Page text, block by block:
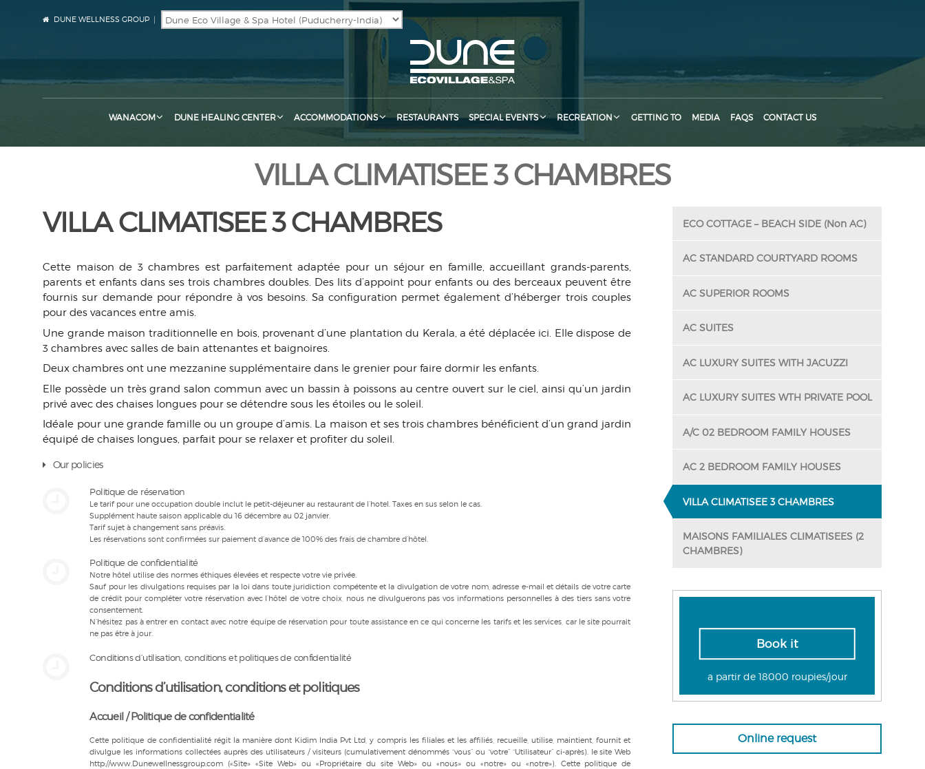
DUNE WELLNESS GROUP
WANACOM DUNE HEALING CENTER ACCOMMODATIONS RESTAURANTS SPECIAL EVENTS RECREATION GETTING TO MEDIA FAQS CONTACT US
VILLA CLIMATISEE 3 CHAMBRES
VILLA CLIMATISEE 3 CHAMBRES
Cette maison de 3 chambres est parfaitement adaptée pour un séjour en famille, accueillant grands-parents,
parents et enfants dans ses trois chambres doubles. Des lits d’appoint pour enfants ou des berceaux peuvent être
fournis sur demande pour répondre à vos besoins. Sa configuration permet également d’héberger trois couples
pour des vacances entre amis.
Une grande maison traditionnelle en bois, provenant d’une plantation du Kerala, a été déplacée ici. Elle dispose de
3 chambres avec salles de bain attenantes et baignoires.
Deux chambres ont une mezzanine supplémentaire dans le grenier pour faire dormir les enfants.
Elle possède un très grand salon commun avec un bassin à poissons au centre ouvert sur le ciel, ainsi qu’un jardin
privé avec des chaises longues pour se détendre sous les étoiles ou le soleil.
Idéale pour une grande famille ou un groupe d’amis. La maison et ses trois chambres bénéficient d’un grand jardin
équipé de chaises longues, parfait pour se relaxer et profiter du soleil.
Our policies
Politique de réservation
Le tarif pour une occupation double inclut le petit-déjeuner au restaurant de l’hotel. Taxes en sus selon le cas.
Supplément haute saison applicable du 16 décembre au 02 janvier.
Tarif sujet à changement sans préavis.
Les réservations sont confirmées sur paiement d’avance de 100% des frais de chambre d’hôtel.
Politique de confidentialité
Notre hôtel utilise des normes éthiques élevées et respecte votre vie privée.
Sauf pour les divulgations requises par la loi dans toute juridiction compétente et la divulgation de votre nom, adresse e-mail et détails de votre carte
de crédit pour compléter votre réservation avec l’hôtel de votre choix, nous ne divulguerons pas vos informations personnelles à des tiers sans votre
consentement.
N’hésitez pas à entrer en contact avec notre équipe de réservation pour toute assistance en ce qui concerne les tarifs et les services, car le site pourrait
ne pas être à jour.
Conditions d’utilisation, conditions et politiques de confidentialité
Conditions d’utilisation, conditions et politiques
Accueil / Politique de confidentialité
Cette politique de confidentialité régit la manière dont Kidim India Pvt Ltd, y compris les filiales et les affiliés, recueille, utilise, maintient, fournit et
divulgue les informations collectées auprès des utilisateurs / visiteurs (cumulativement dénommés “vous” ou “votre” “Utilisateur” ci-après). le site Web
http://www.Dunewellnessgroup.com («Site» «Site Web» ou «Propriétaire du site Web» ou «nous» ou «notre» ou «notre»). Cette politique de
ECO COTTAGE – BEACH SIDE (Non AC)
AC STANDARD COURTYARD ROOMS
AC SUPERIOR ROOMS
AC SUITES
AC LUXURY SUITES WITH JACUZZI
AC LUXURY SUITES WTH PRIVATE POOL
A/C 02 BEDROOM FAMILY HOUSES
AC 2 BEDROOM FAMILY HOUSES
VILLA CLIMATISEE 3 CHAMBRES
MAISONS FAMILIALES CLIMATISEES (2
CHAMBRES)
Book it
a partir de 18000 roupies/jour
Online request